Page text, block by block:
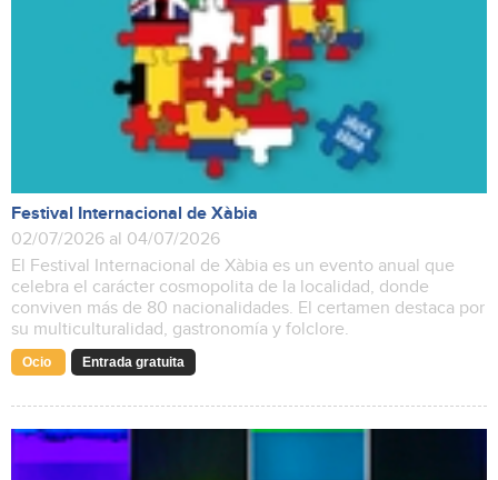
Festival Internacional de Xàbia
02/07/2026 al 04/07/2026
El Festival Internacional de Xàbia es un evento anual que
celebra el carácter cosmopolita de la localidad, donde
conviven más de 80 nacionalidades. El certamen destaca por
su multiculturalidad, gastronomía y folclore.
Ocio Entrada gratuita